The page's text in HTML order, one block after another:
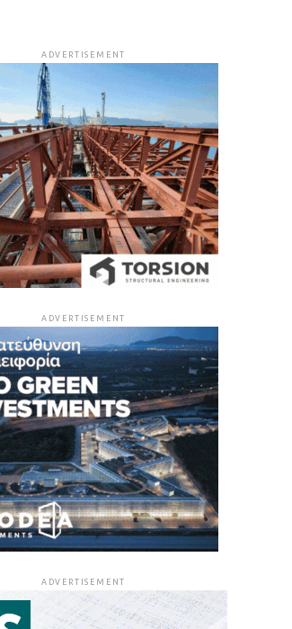
ADVERTISEMENT
ADVERTISEMENT
ADVERTISEMENT